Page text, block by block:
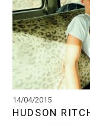
14/04/2015
HUDSON